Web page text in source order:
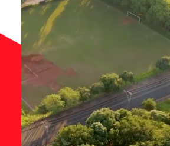
Notícias
Trabalhe Conosco
Documentos de interesse